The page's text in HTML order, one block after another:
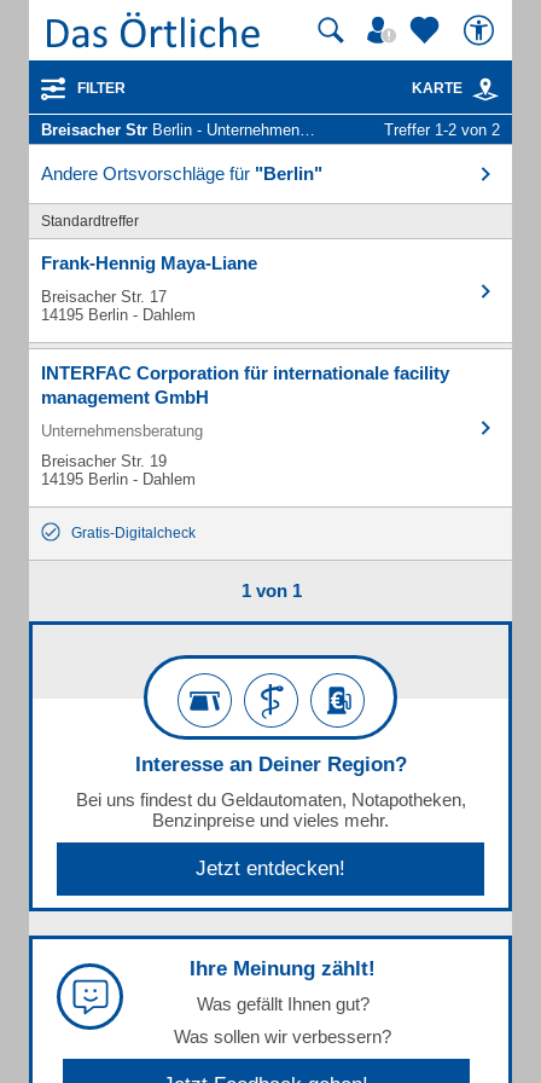
FILTER KARTE
Breisacher Str Berlin - Unternehmen und Personen Treffer 1-2 von 2
Andere Ortsvorschläge für "Berlin"
Standardtreffer
Frank-Hennig Maya-Liane
Breisacher Str. 17
14195 Berlin - Dahlem
INTERFAC Corporation für internationale facility
management GmbH
Unternehmensberatung
Breisacher Str. 19
14195 Berlin - Dahlem
Gratis-Digitalcheck
1 von 1
Interesse an Deiner Region?
Bei uns findest du Geldautomaten, Notapotheken,
Benzinpreise und vieles mehr.
Jetzt entdecken!
Ihre Meinung zählt!
Was gefällt Ihnen gut?
Was sollen wir verbessern?